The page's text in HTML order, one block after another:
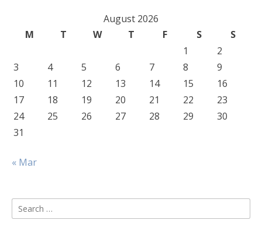
August 2026
M
T W T F S
S
1
2
3
4 5 6 7 8
9
10
11 12 13 14 15
16
17
18 19 20 21 22
23
24
25 26 27 28 29
30
31
« Mar
Search
for: